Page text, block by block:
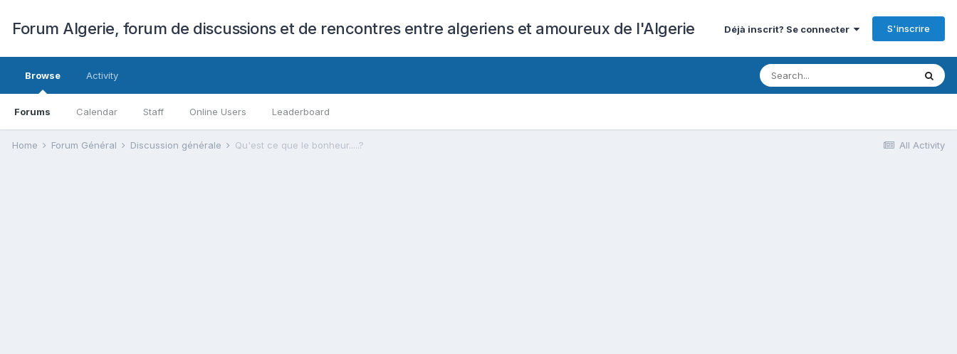
Forum Algerie, forum de discussions et de rencontres entre algeriens et amoureux de l'Algerie Déjà inscrit? Se connecter S'inscrire
Browse
Forums Calendar Staff Online Users Leaderboard
Activity
All Activity
Home Forum Général Discussion générale Qu'est ce que le bonheur.....?